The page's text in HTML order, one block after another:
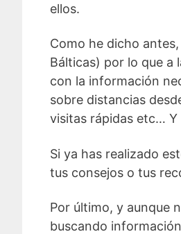
ellos.
Como he dicho
Bálticas) por lo que a
con la información
sobre distancias
visitas rápidas etc… Y
Si ya has realizado
tus consejos o tus
Por último, y aunque
buscando